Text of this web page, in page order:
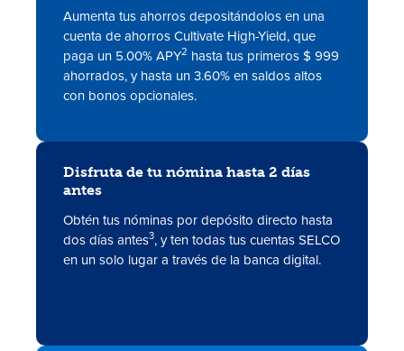
Aumenta tus ahorros depositándolos en una
cuenta de ahorros Cultivate High-Yield, que
paga un 5.00% APY2 hasta tus primeros $ 999
ahorrados, y hasta un 3.60% en saldos altos
con bonos opcionales.
Disfruta de tu nómina hasta 2 días
antes
Obtén tus nóminas por depósito directo hasta
dos días antes3, y ten todas tus cuentas SELCO
en un solo lugar a través de la banca digital.